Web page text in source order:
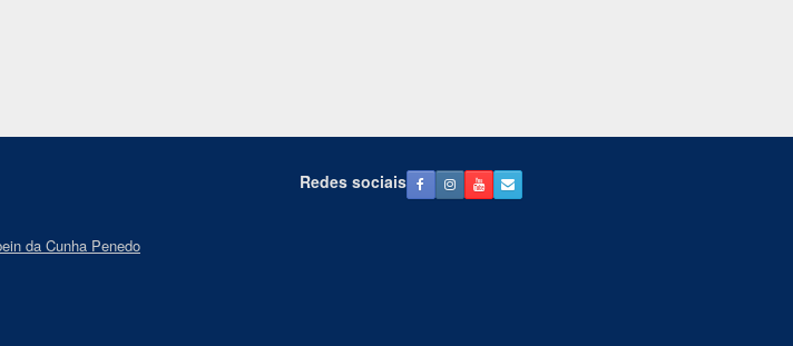
da Cunha Penedo
Redes sociais